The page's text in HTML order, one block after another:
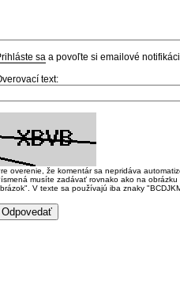
sa a povoľte si emailové
text:
overenie, že komentár sa nepridáva
musíte zadávať rovnako ako na
V texte sa používajú iba znaky